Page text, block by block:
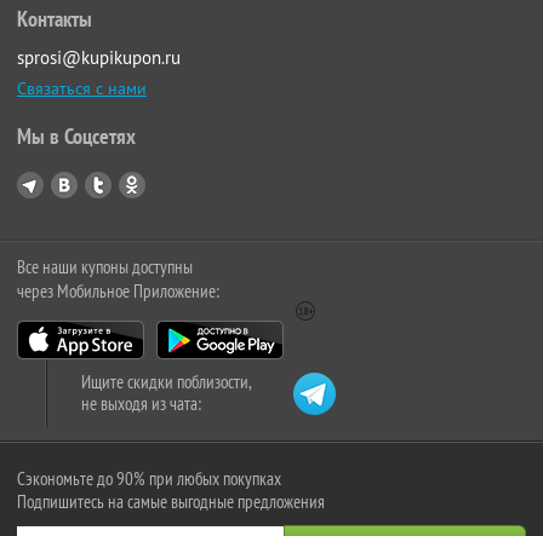
Контакты
sprosi@kupikupon.ru
Связаться с нами
Мы в Соцсетях
Все наши купоны доступны
через Мобильное Приложение:
Ищите скидки поблизости,
не выходя из чата:
Сэкономьте до 90% при любых покупках
Подпишитесь на самые выгодные предложения